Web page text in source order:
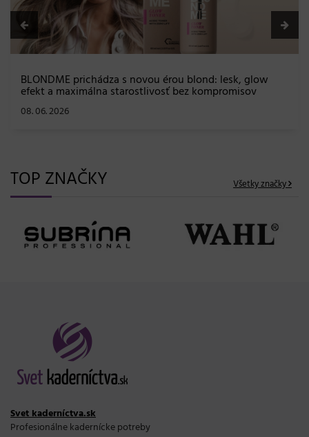
BLONDME prichádza s novou érou blond: lesk, glow
efekt a maximálna starostlivosť bez kompromisov
08. 06. 2026
TOP ZNAČKY Všetky značky
Svet kaderníctva.sk
Profesionálne kadernícke potreby